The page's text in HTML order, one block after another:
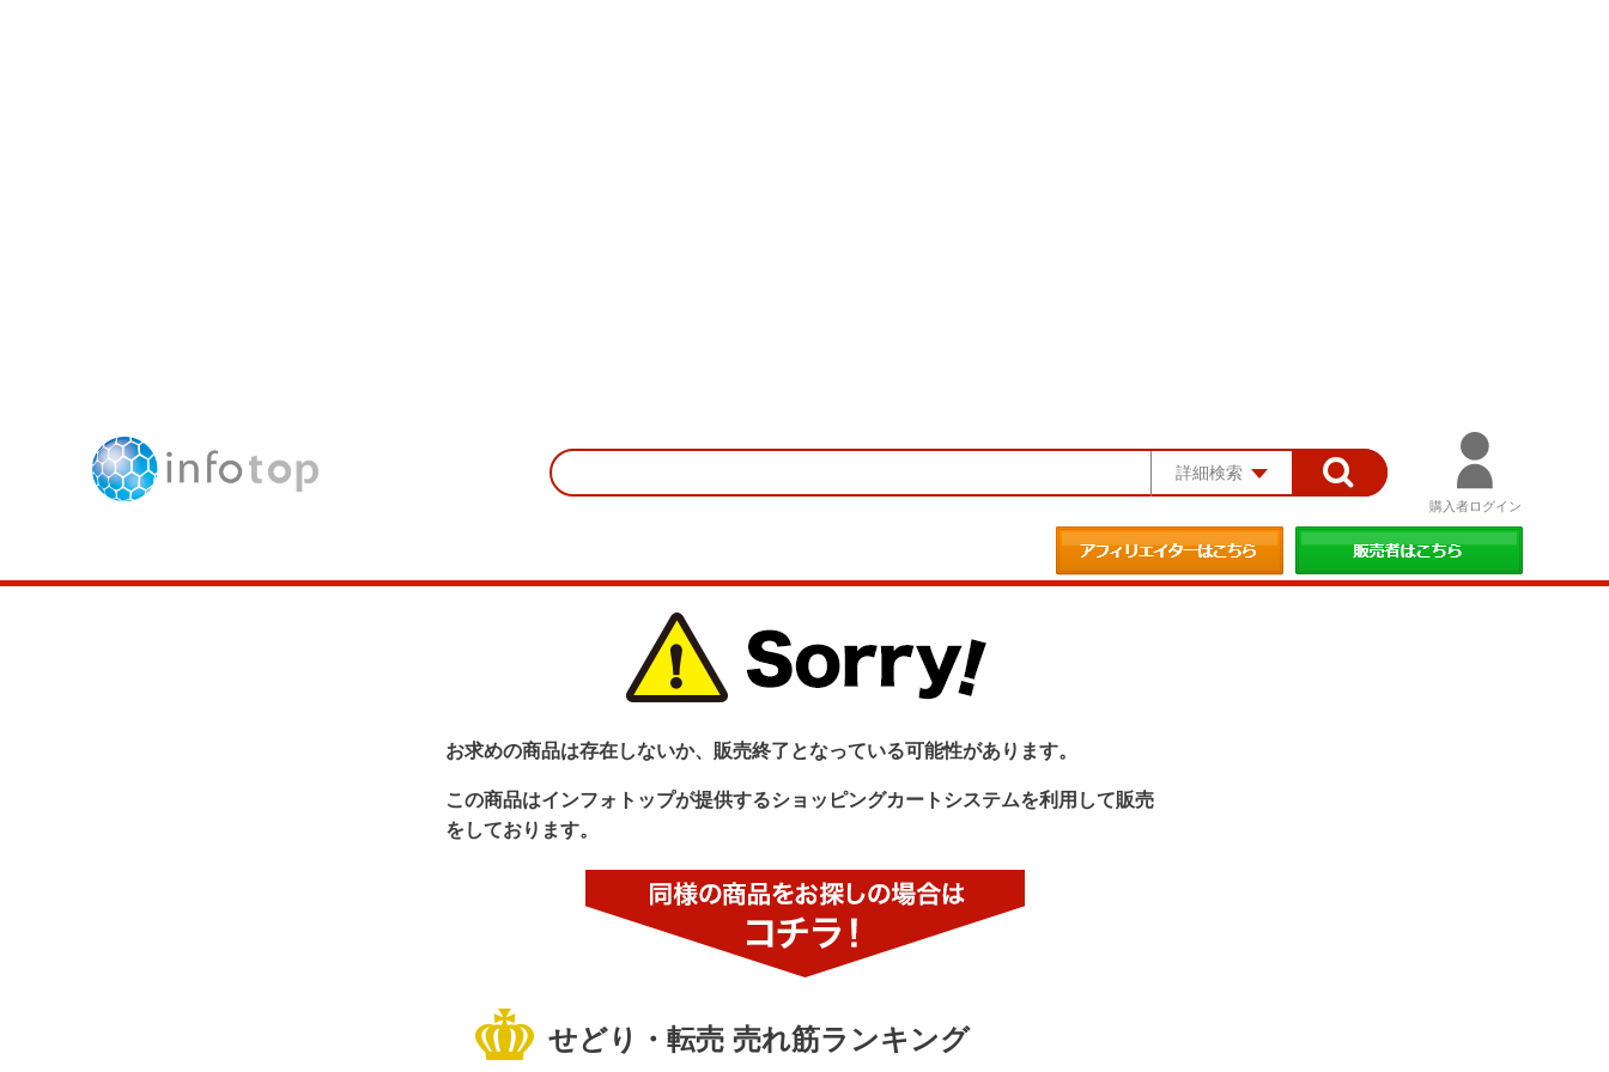
詳細検索
購入者ログイン
お求めの商品は存在しないか、販売終了となっている可能性があります。
この商品はインフォトップが提供するショッピングカートシステムを利用して販売
をしております。
せどり・転売 売れ筋ランキング